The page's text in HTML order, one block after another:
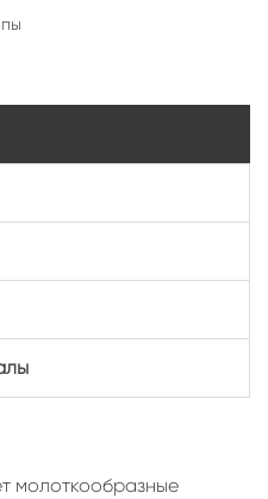
молоткообразные